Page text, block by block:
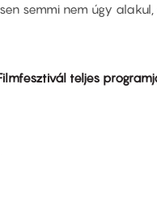
semmi nem úgy
teljes